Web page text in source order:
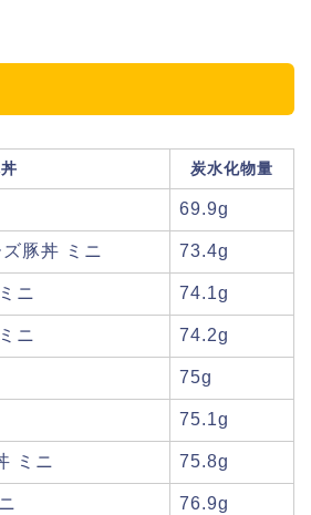
炭水化物量
69.9g
豚丼 ミニ 73.4g
ニ 74.1g
ニ 74.2g
75g
75.1g
ミニ 75.8g
76.9g